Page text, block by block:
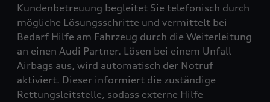
Kundenbetreuung begleitet Sie telefonisch durch
mögliche Lösungsschritte und vermittelt bei
Bedarf Hilfe am Fahrzeug durch die Weiterleitung
an einen Audi Partner. Lösen bei einem Unfall
Airbags aus, wird automatisch der Notruf
aktiviert. Dieser informiert die zuständige
Rettungsleitstelle, sodass externe Hilfe